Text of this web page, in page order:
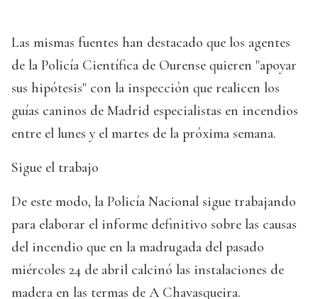
Las mismas fuentes han destacado que los agentes
de la Policía Científica de Ourense quieren "apoyar
sus hipótesis" con la inspección que realicen los
guías caninos de Madrid especialistas en incendios
entre el lunes y el martes de la próxima semana.
Sigue el trabajo
De este modo, la Policía Nacional sigue trabajando
para elaborar el informe definitivo sobre las causas
del incendio que en la madrugada del pasado
miércoles 24 de abril calcinó las instalaciones de
madera en las termas de A Chavasqueira.